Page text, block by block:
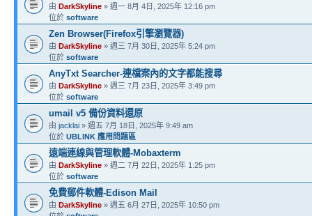
由 DarkSkyline » 週一 8月 4日, 2025年 12:16 pm
位於 software
Zen Browser(Firefox引擎瀏覽器)
由 DarkSkyline » 週三 7月 30日, 2025年 5:24 pm
位於 software
AnyTxt Searcher-連檔案內的文字都能搜尋
由 DarkSkyline » 週三 7月 23日, 2025年 3:49 pm
位於 software
umail v5 備份資料還原
由 jacklai » 週五 7月 18日, 2025年 9:49 am
位於 UBLINK 應用問題區
遠端連線與管理軟體-Mobaxterm
由 DarkSkyline » 週二 7月 22日, 2025年 1:25 pm
位於 software
免費郵件軟體-Edison Mail
由 DarkSkyline » 週五 6月 27日, 2025年 10:50 pm